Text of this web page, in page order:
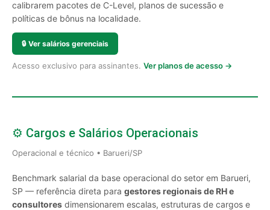
calibrarem pacotes de C-Level, planos de sucessão e
políticas de bônus na localidade.
🔒 Ver salários gerenciais
Acesso exclusivo para assinantes. Ver planos de acesso →
⚙️ Cargos e Salários Operacionais
Operacional e técnico • Barueri/SP
Benchmark salarial da base operacional do setor em Barueri,
SP — referência direta para gestores regionais de RH e
consultores dimensionarem escalas, estruturas de cargos e